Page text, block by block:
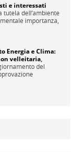
e interessati
tutela dell’ambiente
importanza,
Energia e Clima:
velleitaria,
del